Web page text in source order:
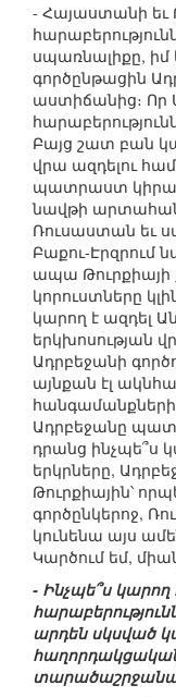
- Հայաստանի եւ
սպառնալիքը, իմ
գործընթացին
աստիճանից։ Որ
Բայց շատ բան
վրա ազդելու
պատրաստ
նավթի
Ռուսաստան եւ
Բաքու-Էրզրում
ապա
կորուստները
կարող է ազդել
երկխոսության
Ադրբեջանի
այնքան էլ
Ադրբեջանը
դրանց ինչպե՞ս
երկրները,
Թուրքիային՝
գործընկերոջ,
կունենա այս
Կարծում եմ,
- Ինչպե՞ս կարող
արդեն սկսված